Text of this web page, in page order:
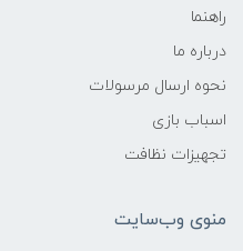
راهنما
درباره ما
نحوه ارسال مرسولات
اسباب بازی
تجهیزات نظافت
منوی وب‌سایت